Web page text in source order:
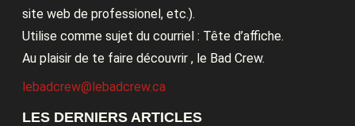
site web de professionel, etc.).
Utilise comme sujet du courriel : Tête d’affiche.
Au plaisir de te faire découvrir , le Bad Crew.
lebadcrew@lebadcrew.ca
LES DERNIERS ARTICLES